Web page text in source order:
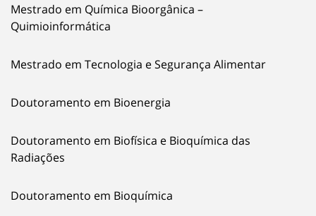
Mestrado em Química Bioorgânica –
Quimioinformática
Mestrado em Tecnologia e Segurança Alimentar
Doutoramento em Bioenergia
Doutoramento em Biofísica e Bioquímica das
Radiações
Doutoramento em Bioquímica